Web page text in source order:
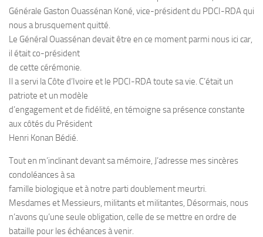
Générale Gaston Ouassénan Koné, vice-président du PDCI-RDA qui
nous a brusquement quitté.
Le Général Ouassénan devait être en ce moment parmi nous ici car,
il était co-président
de cette cérémonie.
Il a servi la Côte d’Ivoire et le PDCI-RDA toute sa vie. C’était un
patriote et un modèle
d’engagement et de fidélité, en témoigne sa présence constante
aux côtés du Président
Henri Konan Bédié.
Tout en m’inclinant devant sa mémoire, J’adresse mes sincères
condoléances à sa
famille biologique et à notre parti doublement meurtri.
Mesdames et Messieurs, militants et militantes, Désormais, nous
n’avons qu’une seule obligation, celle de se mettre en ordre de
bataille pour les échéances à venir.